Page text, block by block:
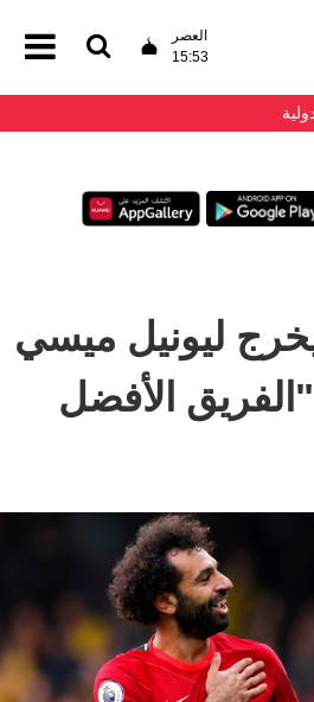
العصر
15:53
ليونيل ميسي
الأفضل